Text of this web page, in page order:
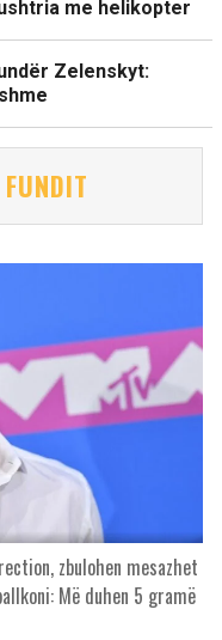
me helikopter
Zelenskyt:
zbulohen mesazhet
Më duhen 5 gramë